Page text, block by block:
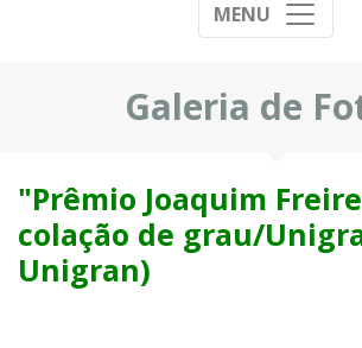
MENU
Galeria de
"Prêmio Joaquim
colação de grau/
Unigran)